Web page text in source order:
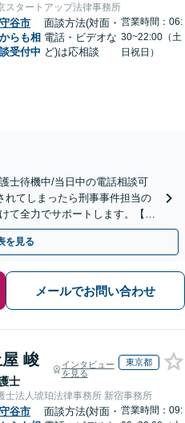
スタートアップ法律事務所
守谷市
からも相
談受付中
面談方法(対面・
電話・ビデオな
ど)は応相談
営業時間：06:
30~22:00（土
日祝日）
士待機中/当日中の電話相談可
れてしまったら刑事事件担当の
て全力でサポートします。【毎
ア対応】
を見る
メールでお問い合わせ
峻
士
インタビュー
を見る
東京都
士法人琥珀法律事務所 新宿事務所
守谷市
面談方法(対面・ 営業時間：09: